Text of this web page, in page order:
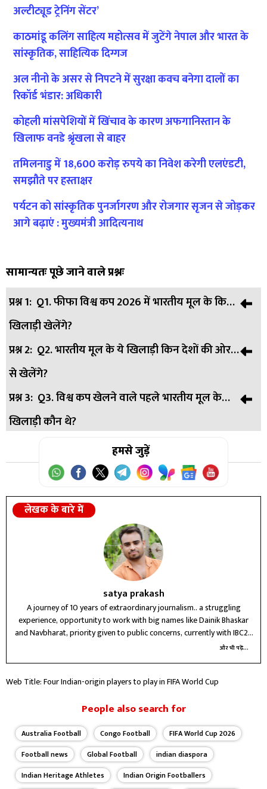
अल्टीट्यूड ट्रेनिंग सेंटर’
काठमांडू कलिंग साहित्य महोत्सव में जुटेंगे नेपाल और भारत के
सांस्कृतिक, साहित्यिक दिग्गज
अल नीनो के असर से निपटने में सुरक्षा कवच बनेगा दालों का
रिकॉर्ड भंडार: अधिकारी
कोहली मांसपेशियों में खिंचाव के कारण अफगानिस्तान के
खिलाफ वनडे श्रृंखला से बाहर
तमिलनाडु में 18,600 करोड़ रुपये का निवेश करेगी एलएंडटी,
समझौते पर हस्ताक्षर
पर्यटन को सांस्कृतिक पुनर्जागरण और रोजगार सृजन से जोड़कर
आगे बढ़ाएं : मुख्यमंत्री आदित्यनाथ
सामान्यतः पूछे जाने वाले प्रश्नः
प्रश्न 1: Q1. फीफा विश्व कप 2026 में भारतीय मूल के कितने
खिलाड़ी खेलेंगे?
उत्तर: A. भारतीय मूल के चार खिलाड़ी अलग-अलग देशों का
प्रतिनिधित्व करते हुए विश्व कप में खेलेंगे।
प्रश्न 2: Q2. भारतीय मूल के ये खिलाड़ी किन देशों की ओर
से खेलेंगे?
उत्तर: A. न्यूजीलैंड, कांगो, ऑस्ट्रेलिया और कतर की राष्ट्रीय टीमों का
प्रतिनिधित्व करेंगे।
प्रश्न 3: Q3. विश्व कप खेलने वाले पहले भारतीय मूल के
खिलाड़ी कौन थे?
A. फ्रांस के विकास धोरासू 2006 फीफा विश्व कप में खेलने वाले
पहले भारतीय मूल खिलाड़ी थे।
हमसे जुड़ें
लेखक के बारे में
satya prakash
A journey of 10 years of extraordinary journalism.. a struggling
experience, opportunity to work with big names like Dainik Bhaskar
and Navbharat, priority given to public concerns, currently with IBC24
और भी पढ़ें...
Web Title: Four Indian-origin players to play in FIFA World Cup
People also search for
Australia Football Congo Football
FIFA World Cup 2026
Football news
Global Football
indian diaspora
Indian Heritage Athletes
Indian Origin Footballers